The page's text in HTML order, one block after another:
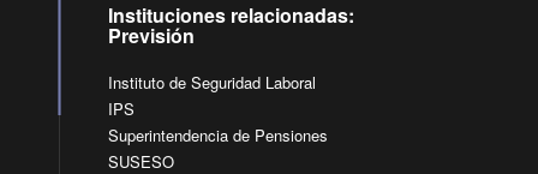
Instituciones relacionadas:
Previsión
Instituto de Seguridad Laboral
IPS
Superintendencia de Pensiones
SUSESO